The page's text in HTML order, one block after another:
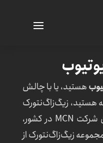
هستید، یا با چالش
هستید، زیگ‌زاگ‌نتورک
شرکت MCN در کشور،
زیگ‌زاگ‌نتورک از